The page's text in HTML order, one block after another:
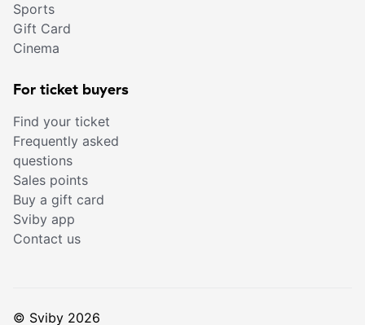
Sports
Gift Card
Cinema
For ticket buyers
Find your ticket
Frequently asked
questions
Sales points
Buy a gift card
Sviby app
Contact us
© Sviby 2026